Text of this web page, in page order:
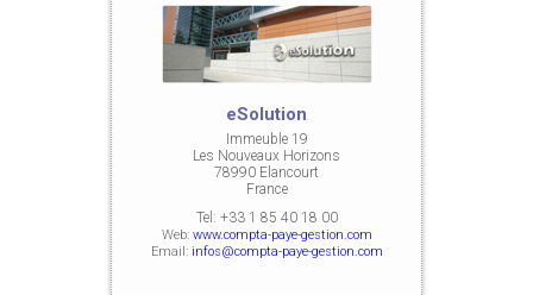
eSolution
Immeuble 19
Les Nouveaux Horizons
78990 Elancourt
France
Tel: +33 1 85 40 18 00
Web: www.compta-paye-gestion.com
Email: infos@compta-paye-gestion.com